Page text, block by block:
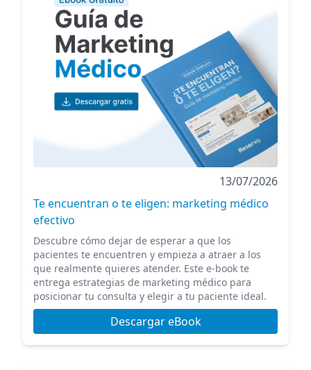
13/07/2026
Te encuentran o te eligen: marketing médico
efectivo
Descubre cómo dejar de esperar a que los
pacientes te encuentren y empieza a atraer a los
que realmente quieres atender. Este e-book te
entrega estrategias de marketing médico para
posicionar tu consulta y elegir a tu paciente ideal.
Descargar eBook